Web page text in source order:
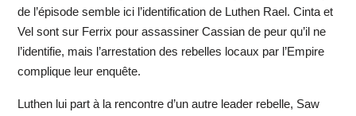
de l’épisode semble ici l’identification de Luthen Rael. Cinta et
Vel sont sur Ferrix pour assassiner Cassian de peur qu’il ne
l’identifie, mais l’arrestation des rebelles locaux par l’Empire
complique leur enquête.
Luthen lui part à la rencontre d’un autre leader rebelle, Saw